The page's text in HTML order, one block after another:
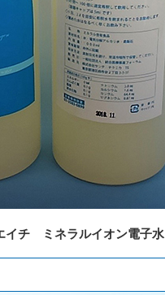
イチ ミネラルイオン電子水